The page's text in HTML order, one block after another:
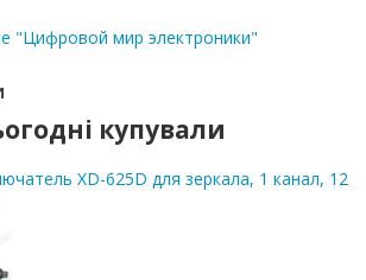
"Цифровой мир электроники"
купували
XD-625D для зеркала, 1 канал, 12